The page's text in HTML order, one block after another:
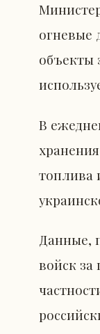
огневые
объекты
В
топлива
Данные,
войск за